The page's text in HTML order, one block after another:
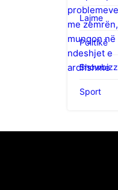
Lajme
Politikë
Showbizz
Sport